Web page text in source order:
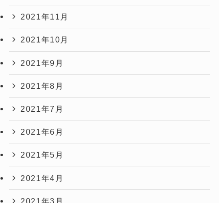
2021年11月
2021年10月
2021年9月
2021年8月
2021年7月
2021年6月
2021年5月
2021年4月
2021年3月